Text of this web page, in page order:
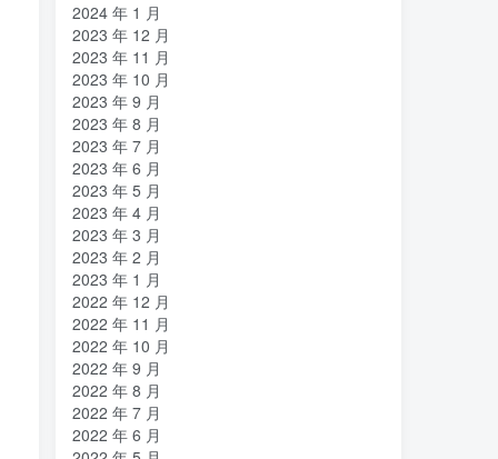
2024 年 1 月
2023 年 12 月
2023 年 11 月
2023 年 10 月
2023 年 9 月
2023 年 8 月
2023 年 7 月
2023 年 6 月
2023 年 5 月
2023 年 4 月
2023 年 3 月
2023 年 2 月
2023 年 1 月
2022 年 12 月
2022 年 11 月
2022 年 10 月
2022 年 9 月
2022 年 8 月
2022 年 7 月
2022 年 6 月